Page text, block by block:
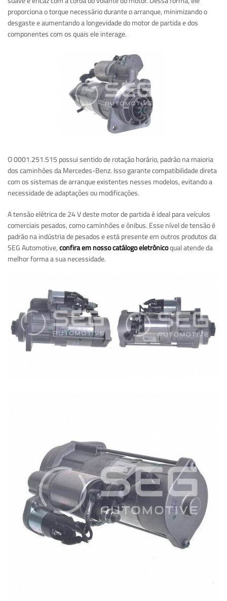
proporciona o torque necessário durante o arranque, minimizando o
desgaste e aumentando a longevidade do motor de partida e dos
componentes com os quais ele interage.
O 0001.251.515 possui sentido de rotação horário, padrão na maioria
dos caminhões da Mercedes-Benz. Isso garante compatibilidade direta
com os sistemas de arranque existentes nesses modelos, evitando a
necessidade de adaptações ou modificações.
A tensão elétrica de 24 V deste motor de partida é ideal para veículos
comerciais pesados, como caminhões e ônibus. Esse nível de tensão é
padrão na indústria de pesados e está presente em outros produtos da
SEG Automotive,confira em nosso catálogo eletrônicoqual atende da
melhor forma a sua necessidade.